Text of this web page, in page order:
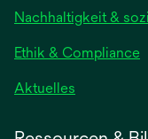
neuen
geöffnet
Nachhaltigkeit &
Ethik & Compliance
Aktuelles